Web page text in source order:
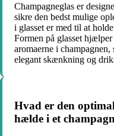
Champagneglas er
sikre den bedst mulige
i glasset er med til at
Formen på glasset
aromaerne i
elegant skænkning og
Hvad er den
hælde i et